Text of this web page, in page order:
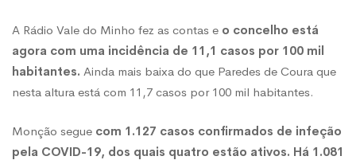
do
Alto
Minho
A Rádio Vale do Minho fez as contas e o concelho está
agora com uma incidência de 11,1 casos por 100 mil
habitantes. Ainda mais baixa do que Paredes de Coura que
nesta altura está com 11,7 casos por 100 mil habitantes.
Monção segue com 1.127 casos confirmados de infeção
pela COVID-19, dos quais quatro estão ativos. Há 1.081